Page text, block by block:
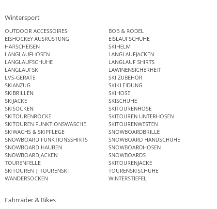
Wintersport
OUTDOOR ACCESSOIRES
BOB & RODEL
EISHOCKEY AUSRÜSTUNG
EISLAUFSCHUHE
HARSCHEISEN
SKIHELM
LANGLAUFHOSEN
LANGLAUFJACKEN
LANGLAUFSCHUHE
LANGLAUF SHIRTS
LANGLAUFSKI
LAWINENSICHERHEIT
LVS-GERÄTE
SKI ZUBEHÖR
SKIANZUG
SKIKLEIDUNG
SKIBRILLEN
SKIHOSE
SKIJACKE
SKISCHUHE
SKISOCKEN
SKITOURENHOSE
SKITOURENRÖCKE
SKITOUREN UNTERHOSEN
SKITOUREN FUNKTIONSWÄSCHE
SKITOURENWESTEN
SKIWACHS & SKIPFLEGE
SNOWBOARDBRILLE
SNOWBOARD FUNKTIONSSHIRTS
SNOWBOARD HANDSCHUHE
SNOWBOARD HAUBEN
SNOWBOARDHOSEN
SNOWBOARDJACKEN
SNOWBOARDS
TOURENFELLE
SKITOURENJACKE
SKITOUREN | TOURENSKI
TOURENSKISCHUHE
WANDERSOCKEN
WINTERSTIEFEL
Fahrräder & Bikes